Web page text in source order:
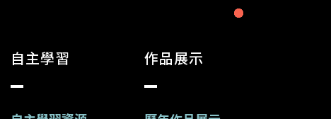
自主學習 作品展示